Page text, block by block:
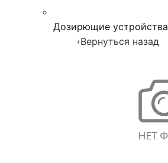
Дозирющие устройства
‹Вернуться назад